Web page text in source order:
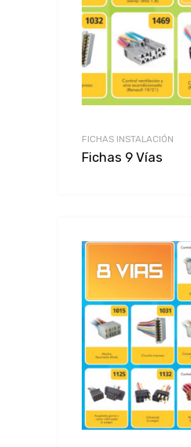
FICHAS INSTALACIÓN
Fichas 9 Vías